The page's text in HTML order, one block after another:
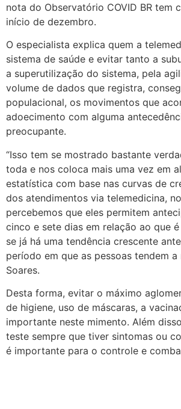
nota do Observatório COVID BR tem
início de dezembro.
O especialista explica quem a
sistema de saúde e evitar tanto a
a superutilização do sistema, pela
volume de dados que registra,
populacional, os movimentos que
adoecimento com alguma
preocupante.
“Isso tem se mostrado bastante
toda e nos coloca mais uma vez em
estatística com base nas curvas de
dos atendimentos via telemedicina, no
percebemos que eles permitem
cinco e sete dias em relação ao que
se já há uma tendência crescente
período em que as pessoas tendem
Soares.
Desta forma, evitar o máximo
de higiene, uso de máscaras, a
importante neste mimento. Além
teste sempre que tiver sintomas ou
é importante para o controle e